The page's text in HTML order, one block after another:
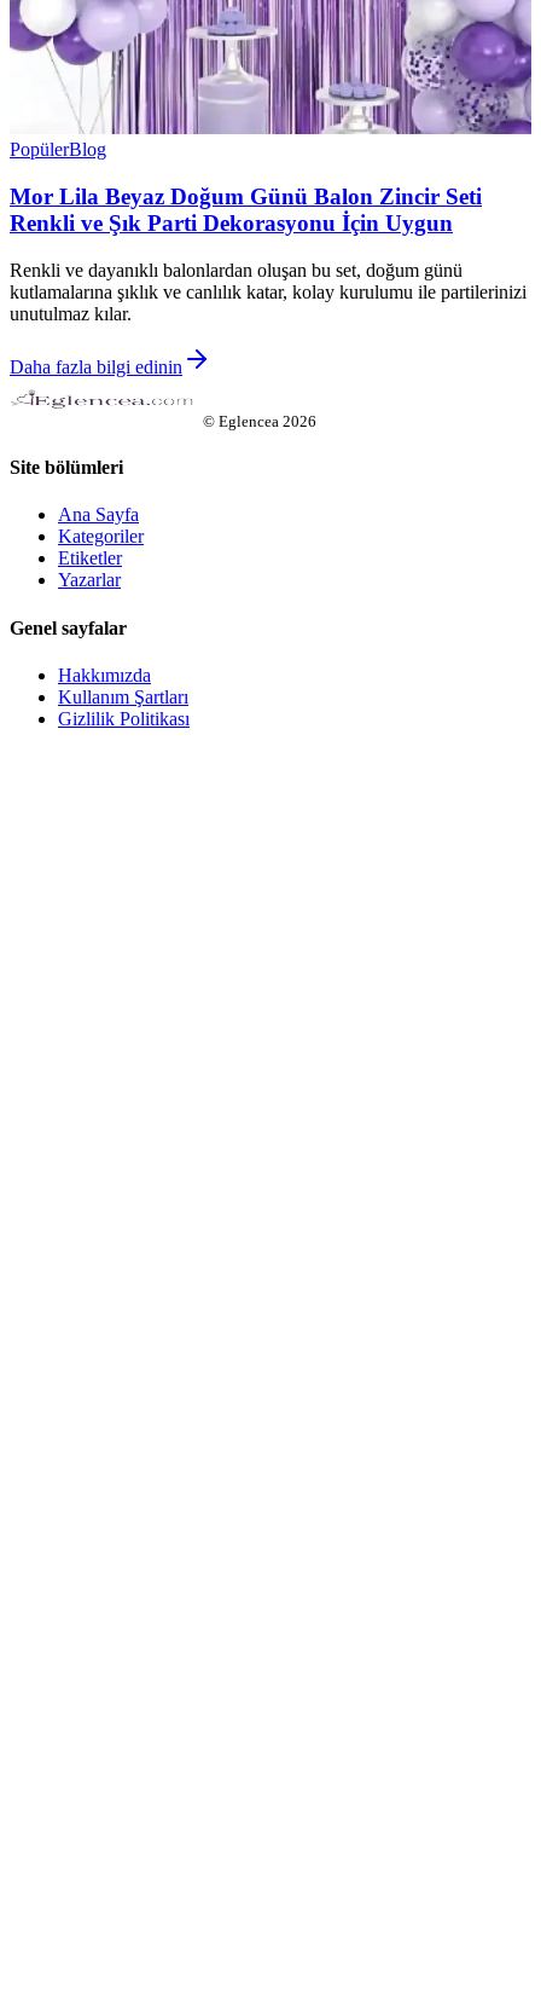
PopülerBlog
Mor Lila Beyaz Doğum Günü Balon Zincir Seti
Renkli ve Şık Parti Dekorasyonu İçin Uygun
Renkli ve dayanıklı balonlardan oluşan bu set, doğum günü
kutlamalarına şıklık ve canlılık katar, kolay kurulumu ile partilerinizi
unutulmaz kılar.
Daha fazla bilgi edinin
© Eglencea 2026
Site bölümleri
Ana Sayfa
Kategoriler
Etiketler
Yazarlar
Genel sayfalar
Hakkımızda
Kullanım Şartları
Gizlilik Politikası